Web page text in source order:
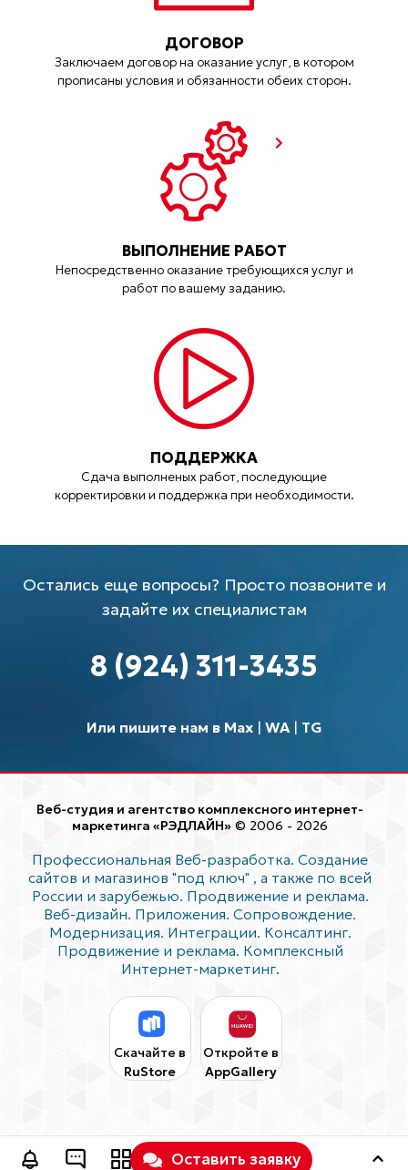
ДОГОВОР
Заключаем договор на оказание услуг, в котором
прописаны условия и обязанности обеих сторон.
ВЫПОЛНЕНИЕ РАБОТ
Непосредственно оказание требующихся услуг и
работ по вашему заданию.
ПОДДЕРЖКА
Сдача выполненых работ, последующие
корректировки и поддержка при необходимости.
Остались еще вопросы? Просто позвоните и
задайте их специалистам
8 (924) 311-3435
Или пишите нам в Max| WA| TG
Веб-студия и агентство комплексного интернет-
маркетинга «РЭДЛАЙН» © 2006 - 2026
Профессиональная Веб-разработка. Создание
сайтов и магазинов "под ключ" , а также по всей
России и зарубежью. Продвижение и реклама.
Веб-дизайн. Приложения. Сопровождение.
Модернизация. Интеграции. Консалтинг.
Продвижение и реклама. Комплексный
Интернет-маркетинг.
Скачайте в
RuStore
Откройте в
AppGallery
Оставить заявку